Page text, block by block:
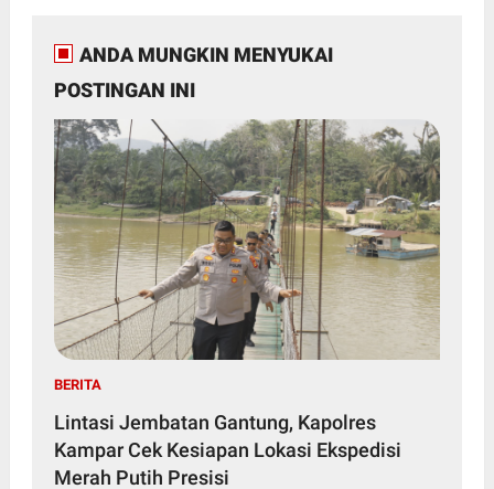
ANDA MUNGKIN MENYUKAI
POSTINGAN INI
BERITA
Lintasi Jembatan Gantung, Kapolres
Kampar Cek Kesiapan Lokasi Ekspedisi
Merah Putih Presisi